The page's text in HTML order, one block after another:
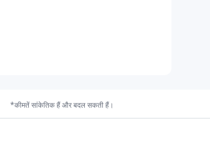
*कीमतें सांकेतिक हैं और बदल सकती हैं।